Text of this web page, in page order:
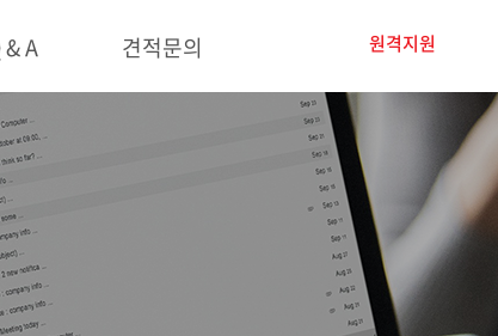
& A 견적문의 원격지원